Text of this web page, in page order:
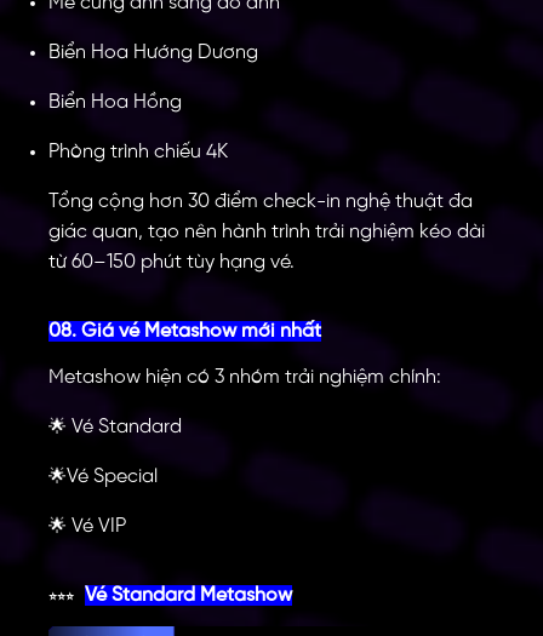
Biển Hoa Hướng Dương
Biển Hoa Hồng
Phòng trình chiếu 4K
Tổng cộng hơn 30 điểm check-in nghệ thuật đa
giác quan, tạo nên hành trình trải nghiệm kéo dài
từ 60–150 phút tùy hạng vé.
08. Giá vé Metashow mới nhất
Metashow hiện có 3 nhóm trải nghiệm chính:
🌟Vé Standard
🌟Vé Special
🌟Vé VIP
⭐⭐⭐ Vé Standard Metashow